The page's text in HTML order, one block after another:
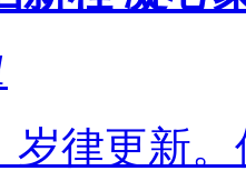
岁律更新